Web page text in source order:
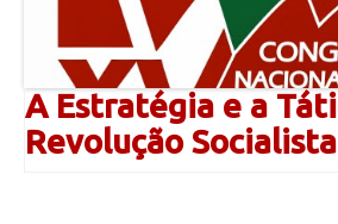
A Estratégia e a
Revolução